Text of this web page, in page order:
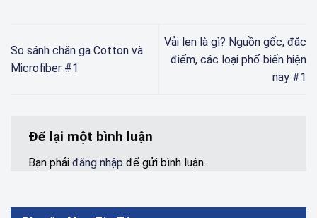
So sánh chăn ga Cotton và
Microfiber #1
Vải len là gì? Nguồn gốc, đặc
điểm, các loại phổ biến hiện
nay #1
Để lại một bình luận
Bạn phải đăng nhập để gửi bình luận.